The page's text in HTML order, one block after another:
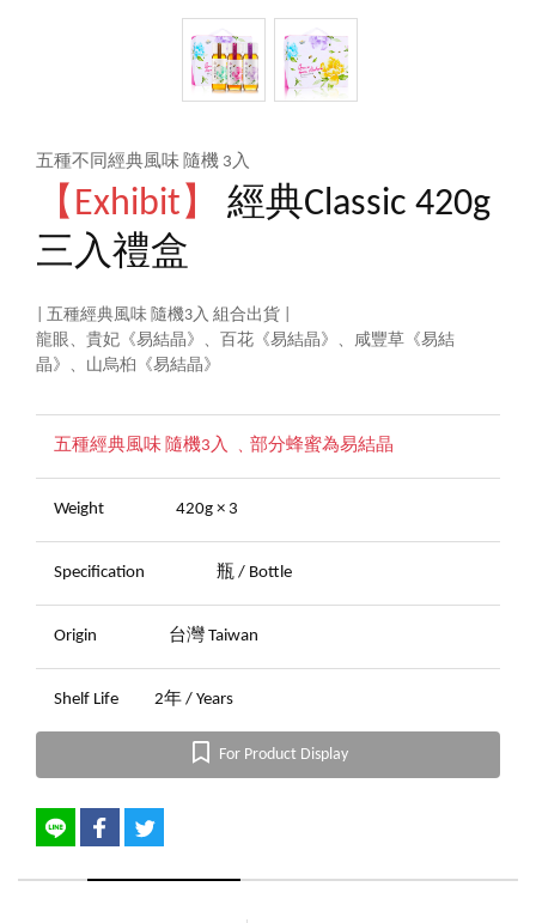
五種不同經典風味 隨機 3入
【Exhibit】
經典Classic 420g
三入禮盒
| 五種經典風味 隨機3入 組合出貨 |
龍眼、貴妃《易結晶》、百花《易結晶》、咸豐草《易結
晶》、山烏桕《易結晶》
五種經典風味 隨機3入 ﹑部分蜂蜜為易結晶
Weight 420g × 3
Specification 瓶 / Bottle
Origin 台灣 Taiwan
Shelf Life 2年 / Years
For Product Display